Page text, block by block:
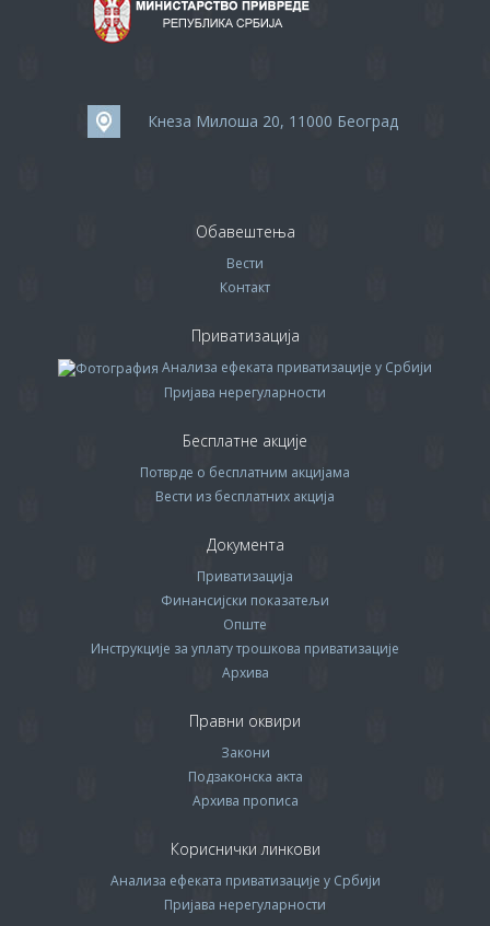
Кнеза Милоша 20, 11000 Београд
Обавештења
Вести
Контакт
Приватизација
Анализа ефеката приватизације у Србији
Пријава нерегуларности
Бесплатне акције
Потврде о бесплатним акцијама
Вести из бесплатних акција
Документа
Приватизација
Финансијски показатељи
Опште
Инструкције за уплату трошкова приватизације
Архива
Правни оквири
Закони
Подзаконска акта
Архива прописa
Кориснички линкови
Анализа ефеката приватизације у Србији
Пријава нерегуларности